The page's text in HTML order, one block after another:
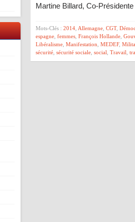
Martine Billard, Co-
Mots-Clés : 2014 Allemagne CGT,
espagne femmes François Hollande
Libéralisme Manifestation MEDEF,
sécurité sécurité sociale social Travail